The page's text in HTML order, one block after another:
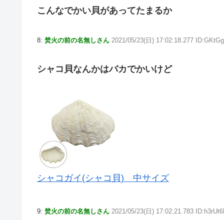
こんなでかい貝があってたまるか
8: 焚火の前の名無しさん 2021/05/23(日) 17:02:18.277
シャコ貝なんかはバカでかいけど
シャコガイ(シャコ貝) 中サイズ
9: 焚火の前の名無しさん 2021/05/23(日) 17:02:21.783